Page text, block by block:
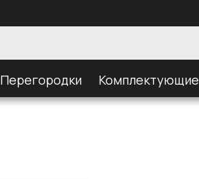
Перегородки Комплектующие